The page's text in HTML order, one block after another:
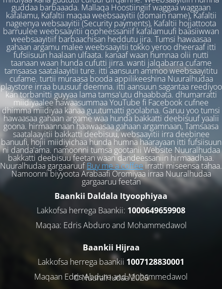
guddaa barbaaada. Mallaqa Hoostiingiif waggaa waggaan
kafalamu, Kafaltii maqaa weebsaayitii (domain name), Kafaltii
nageenya websaayitii (Security payments), Kafaltii hojjattoota
barruulee weebsaayitii qopheessaniif kafalamuufi baasiiwwan
weebsaayitiif barbaachisan heddutu jira. Tumsi hawaasaa
gahaan argamu malee weebsaayitii tokko yeroo dheeraaf itti
fufsiisuun haalaan ulfaata. kanaaf waan humnaa olii nutti
taanaan waan hunda cufutti jirra. wanti jalqabarra cufame
tamsaasa saatalaayitii ture. itti aansuun ammoo weebsaayititu
cufame. turtii muraasa booda appilikeeshina Nuuralhudaa
playstore irraa buusuuf deemna. itti aansuun sagantaa reediyoo
kan torbanitti guyyaa lama tamsa'utu dhaabbata. dhumarratti
miidiyaalee hawaasummaa YouTube fi Facebook cufnee
dhimma miidiyaa kanaa guutumatti goolabna. Garuu yoo tumsi
hawaasaa gahaan argame waa hunda bakkatti deebisuuf yaalii
goona. hirmaannaan haawaasaa gahaan argamnaan, Tamsaasa
saatalaayitii bakkatti deebisuu, websaayitii irra deebinee
banuufi, hojii miidiyichaa hunda humna haarayaan itti fufsiisuun
ni danda'ama. namoonni tumsa gootanii Website Nuuralhudaa
bakkatti deebisuu feetan waan dandeessaniin hirmaadhaa.
Nuuralhudaa gargaaruufBuy me a coffeeirratti miseensa tahaa.
Namoonni biyyoota Arabaafi Oromiyaa irraa Nuuralhudaa
gargaaruu feetan
Baankii Daldala Ityoophiyaa
Lakkofsa herrega Baankii: 1000649659908
Maqaa: Edris Abduro and Mohammedawol
Baankii Hijraa
Lakkofsa herrega baankii 1007128830001
Maqaan Edris Abduro and Muhammedawol
© NuuralHudaa 2026